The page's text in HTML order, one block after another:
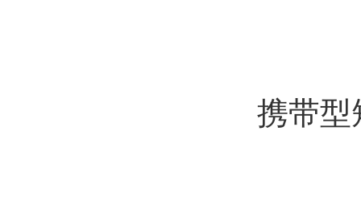
携带型